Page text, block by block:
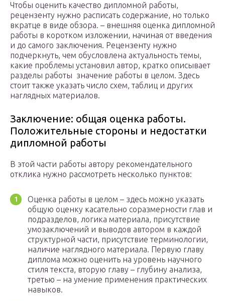
Чтобы оценить качество дипломной работы,
рецензенту нужно расписать содержание, но только
вкратце в виде обзора. – внешняя оценка дипломной
работы в коротком изложении, начиная от введения
и до самого заключения. Рецензенту нужно
подчеркнуть, чем обусловлена актуальность темы,
какие проблемы установил автор, кратко описывает
разделы работы значение работы в целом. Здесь
стоит также указать число схем, таблиц и других
наглядных материалов.
Заключение: общая оценка работы.
Положительные стороны и недостатки
дипломной работы
В этой части работы автору рекомендательного
отклика нужно рассмотреть несколько пунктов:
Оценка работы в целом – здесь можно указать
общую оценку касательно соразмерности глав и
подразделов, логика материала, присутствие
умозаключений и выводов автором в каждой
структурной части, присутствие терминологии,
наличие наглядного материала. Первую главу
диплома можно оценить на уровень научного
стиля текста, вторую главу – глубину анализа,
третью – на умение применения практических
навыков.